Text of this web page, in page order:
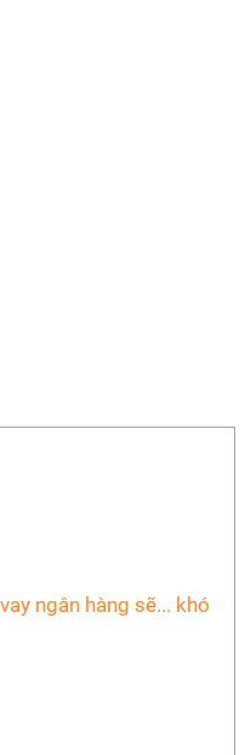
ngân hàng sẽ... khó